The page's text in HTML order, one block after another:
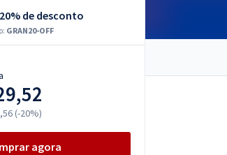
de desconto
GRAN20-OFF
(-20%)
agora